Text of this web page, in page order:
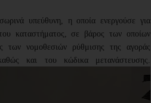
υπεύθυνη, η οποία ενεργούσε για
καταστήματος, σε βάρος των οποίων
των νομοθεσιών ρύθμισης της αγοράς
και του κώδικα μετανάστευσης.